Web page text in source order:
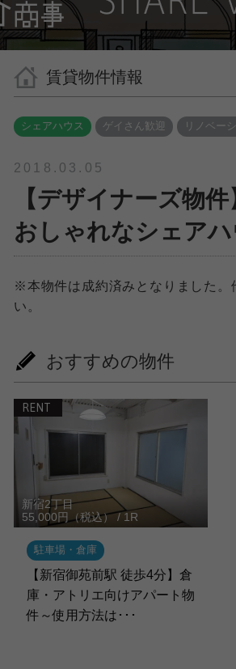
賃貸物件情報
シェアハウス ゲイさん歓迎 リノベー
2018.03.05
【デザイナーズ物
おしゃれなシェア
※本物件は成約済みとなりました。
い。
おすすめの物件
新宿2丁目
55,000円（税込） / 1R
RENT
駐車場・倉庫
【新宿御苑前駅 徒歩4分】倉
庫・アトリエ向けアパート物
件～使用方法は･･･